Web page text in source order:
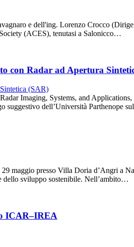
e dell'ing. Lorenzo Crocco
(ACES), tenutasi a Salonicco…
con Radar ad Apertura
Imaging, Systems, and
suggestivo dell’Università Parthenope
maggio presso Villa Doria d’Angri a
dello sviluppo sostenibile. Nell’ambito…
ICAR–IREA